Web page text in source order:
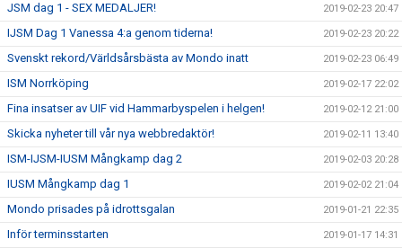
JSM dag 1 - SEX MEDALJER! 2019-02-23 20:47
IJSM Dag 1 Vanessa 4:a genom tiderna! 2019-02-23 20:22
Svenskt rekord/Världsårsbästa av Mondo inatt 2019-02-23 06:49
ISM Norrköping 2019-02-17 22:02
Fina insatser av UIF vid Hammarbyspelen i helgen! 2019-02-12 21:00
Skicka nyheter till vår nya webbredaktör! 2019-02-11 13:40
ISM-IJSM-IUSM Mångkamp dag 2 2019-02-03 20:28
IUSM Mångkamp dag 1 2019-02-02 21:04
Mondo prisades på idrottsgalan 2019-01-21 22:35
Inför terminsstarten 2019-01-17 14:31